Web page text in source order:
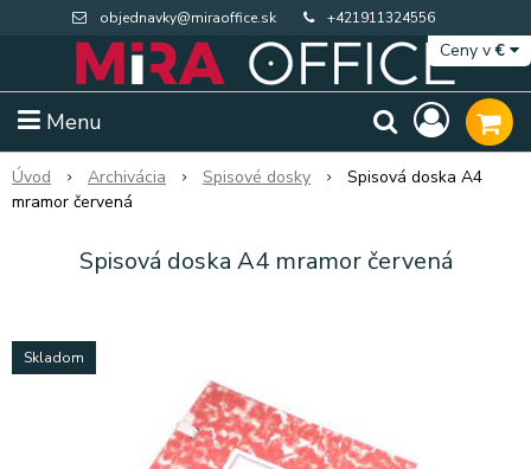
objednavky@miraoffice.sk +421911324556
Menu
Ceny v€
Extra výpredaj zásob Výpredaj BTS
Úvod Archivácia Spisové dosky
Spisová doska A4
mramor červená
Spisová doska A4 mramor červená
Skladom